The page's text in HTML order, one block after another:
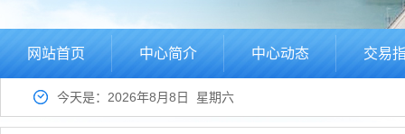
网站首页 中心简介 中心动态 交易
今天是：2026年8月8日 星期六